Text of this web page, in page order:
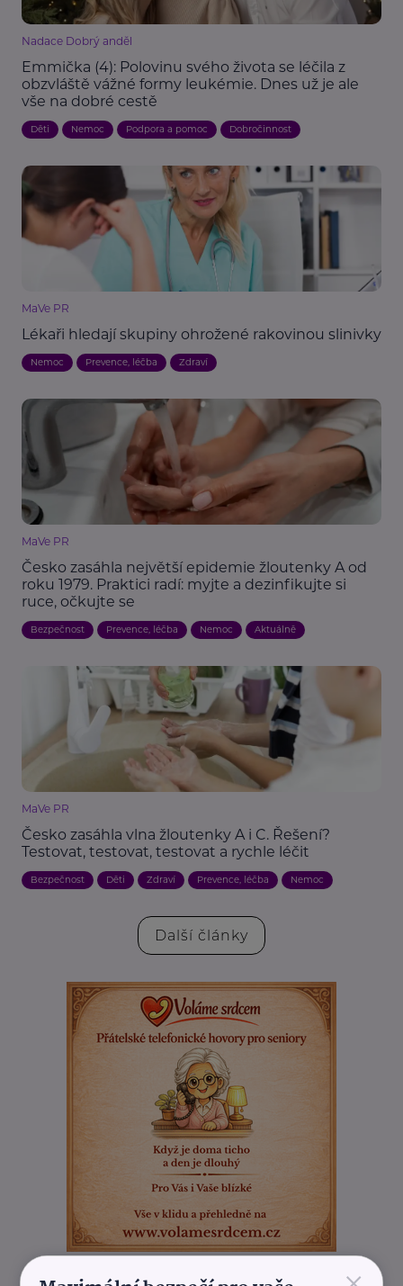
Nadace Dobrý anděl
Emmička (4): Polovinu svého života se léčila z
obzvláště vážné formy leukémie. Dnes už je ale
vše na dobré cestě
Děti Nemoc Podpora a pomoc Dobročinnost
MaVe PR
Lékaři hledají skupiny ohrožené rakovinou slinivky
Nemoc Prevence, léčba Zdraví
MaVe PR
Česko zasáhla největší epidemie žloutenky A od
roku 1979. Praktici radí: myjte a dezinfikujte si
ruce, očkujte se
Bezpečnost Prevence, léčba Nemoc Aktuálně
MaVe PR
Česko zasáhla vlna žloutenky A i C. Řešení?
Testovat, testovat, testovat a rychle léčit
Bezpečnost Děti Zdraví Prevence, léčba Nemoc
Další články